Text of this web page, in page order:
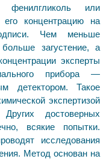
фенилгликоль или
концентрацию на
Чем меньше
загустение, а
эксперты
прибора —
детектором. Такое
экспертизой
достоверных
всякие попытки.
исследования
Метод основан на